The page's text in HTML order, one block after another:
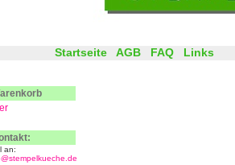
Startseite AGB FAQ Links
an: